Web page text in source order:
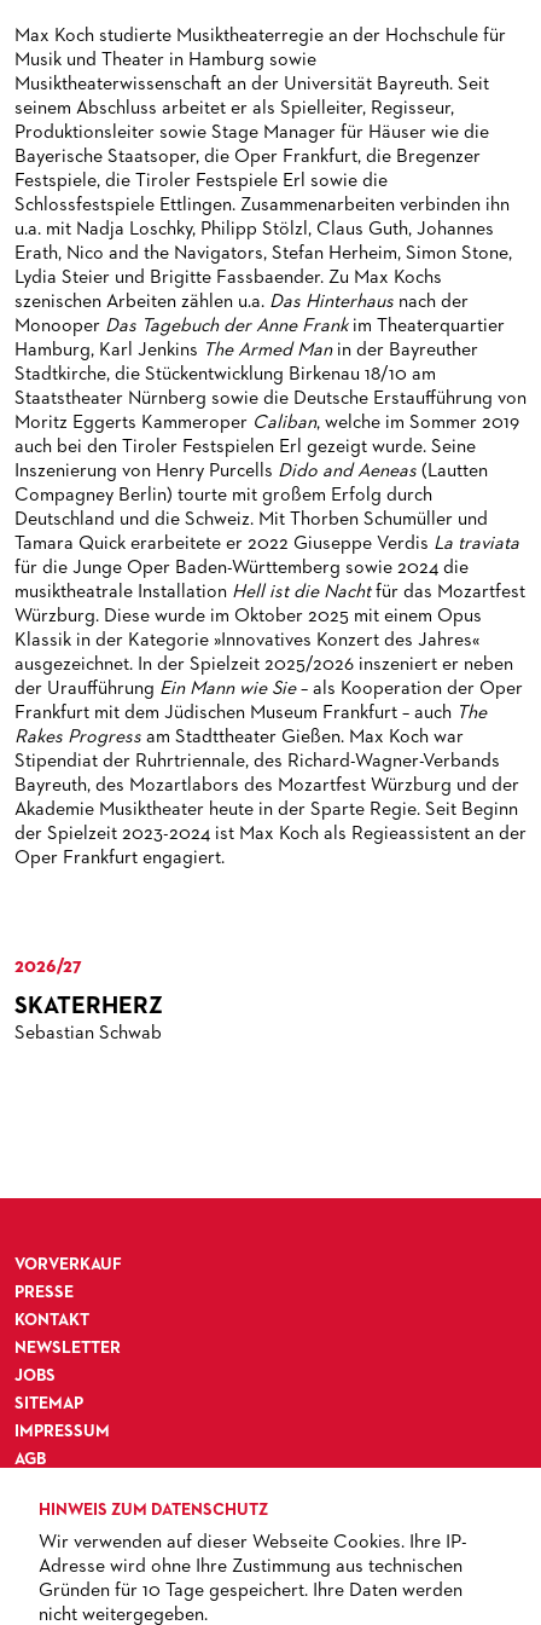
FRIEDMAN IN DER OPER
SNEAK IN
MUSEUMSUFERFEST 2026
BRÜCHE – DEMORKATIE IN ZEITEN IHRER REGRESSION
SILVESTERFEIER
FÜR KITAS UND SCHULEN
DIRIGENTEN / REPETITOREN
OPERNSTUDIO
THEATERLEITUNG
KÜNSTLERISCHER BETRIEB OPER
STÄDTISCHE BÜHNEN FRANKFURT GMBH
ORCHESTER
DAS FRANKFURTER OPERN- UND MUSEUMS­ORCHESTER
GENERAL­MUSIKDIREKTOR
MITGLIEDER DES ORCHESTERS
PAUL-HINDEMITH-ORCHESTER­AKADEMIE
HISTORIE DES ORCHESTERS
STELLEN­ANGEBOTE ORCHESTER UND AKADEMIE
CHOR
KINDERCHOR
PRESSE
KONTAKT
PRESSE­MITTEILUNGEN
PRESSEFOTOS
MATERIALIEN
PRESSE­STIMMEN
NEWS
UMBESETZUNGEN
MEDIATHEK
BLOG
KOSTÜMPODCAST
CD / DVD-SERIE DER OPER FRANKFURT
BLOG
SERVICE
GRUPPENREISEN
FÜR STUDIERENDE
NEWSLETTER
FANSHOP
MEDIADATEN
ZUKUNFT UND HISTORIE DER STÄDTISCHEN BÜHNEN
ABONNEMENT
ÜBERSICHT SERIEN
ABONNEMENT-BEDINGUNGEN / INFORMATION
KONTAKT ABO-SERVICE
PATRONATSVEREIN
OPERNGALA
PARTNER UND SPENDEN
UNSERE PARTNER
OPERNGALA
KOOPERATIONEN
Max Koch studierte Musiktheaterregie an der Hochschule für
Musik und Theater in Hamburg sowie
Musiktheaterwissenschaft an der Universität Bayreuth. Seit
seinem Abschluss arbeitet er als Spielleiter, Regisseur,
Produktionsleiter sowie Stage Manager für Häuser wie die
Bayerische Staatsoper, die Oper Frankfurt, die Bregenzer
Festspiele, die Tiroler Festspiele Erl sowie die
Schlossfestspiele Ettlingen. Zusammenarbeiten verbinden ihn
u.a. mit Nadja Loschky, Philipp Stölzl, Claus Guth, Johannes
Erath, Nico and the Navigators, Stefan Herheim, Simon Stone,
Lydia Steier und Brigitte Fassbaender. Zu Max Kochs
szenischen Arbeiten zählen u.a. Das Hinterhaus nach der
Monooper Das Tagebuch der Anne Frankim Theaterquartier
Hamburg, Karl Jenkins The Armed Manin der Bayreuther
Stadtkirche, die Stückentwicklung Birkenau 18/10 am
Staatstheater Nürnberg sowie die Deutsche Erstaufführung von
Moritz Eggerts Kammeroper Caliban, welche im Sommer 2019
auch bei den Tiroler Festspielen Erl gezeigt wurde. Seine
Inszenierung von Henry Purcells Dido and Aeneas (Lautten
Compagney Berlin) tourte mit großem Erfolg durch
Deutschland und die Schweiz. Mit Thorben Schumüller und
Tamara Quick erarbeitete er 2022 Giuseppe Verdis La traviata
für die Junge Oper Baden-Württemberg sowie 2024 die
musiktheatrale Installation Hell ist die Nachtfür das Mozartfest
Würzburg. Diese wurde im Oktober 2025 mit einem Opus
Klassik in der Kategorie »Innovatives Konzert des Jahres«
ausgezeichnet. In der Spielzeit 2025/2026 inszeniert er neben
der Uraufführung Ein Mann wie Sie– als Kooperation der Oper
Frankfurt mit dem Jüdischen Museum Frankfurt – auch The
Rakes Progress am Stadttheater Gießen. Max Koch war
Stipendiat der Ruhrtriennale, des Richard-Wagner-Verbands
Bayreuth, des Mozartlabors des Mozartfest Würzburg und der
Akademie Musiktheater heute in der Sparte Regie. Seit Beginn
der Spielzeit 2023-2024 ist Max Koch als Regieassistent an der
Oper Frankfurt engagiert.
2026/27
SKATERHERZ
Sebastian Schwab
VORVERKAUF
PRESSE
KONTAKT
NEWSLETTER
JOBS
SITEMAP
IMPRESSUM
AGB
BARRIEREFREIHEIT
HINWEIS ZUM DATENSCHUTZ
Wir verwenden auf dieser Webseite Cookies. Ihre IP-
Adresse wird ohne Ihre Zustimmung aus technischen
Gründen für 10 Tage gespeichert. Ihre Daten werden
nicht weitergegeben.